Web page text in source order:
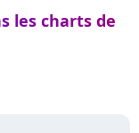
les charts de